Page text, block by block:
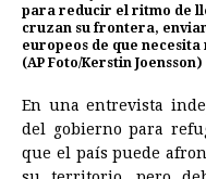
para reducir el ritmo de
cruzan su frontera,
europeos de que
(AP Foto/Kerstin Joensson)
En una entrevista
del gobierno para
que el país puede